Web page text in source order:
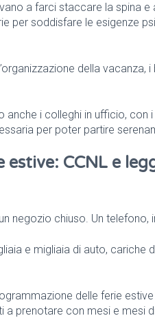
a farci staccare la spina
per soddisfare le esigenze
della
anche i colleghi in ufficio,
per poter partire
CCNL e
negozio chiuso. Un
e migliaia di auto,
delle ferie
prenotare con mesi e mesi